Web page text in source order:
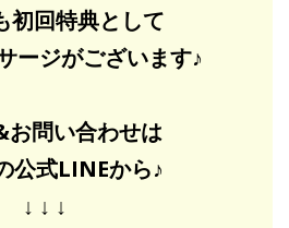
初回特典として
ージがございます♪
お問い合わせは
公式LINEから♪
↓ ↓ ↓